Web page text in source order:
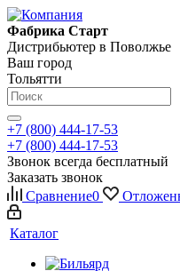
Фабрика Старт
Дистрибьютер в Поволжье
Ваш город
Тольятти
+7 (800) 444-17-53
+7 (800) 444-17-53
Звонок всегда бесплатный
Заказать звонок
Сравнение0
Каталог